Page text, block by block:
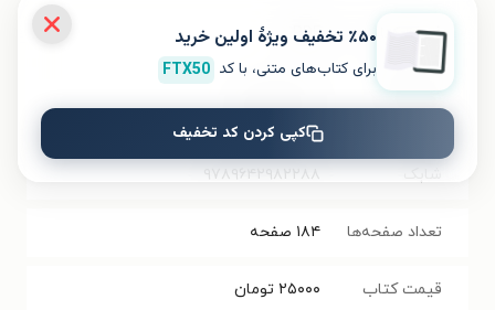
فرمت کتاب PDF
حجم فایل
۲.۰۸ مگابایت
شابک ۹۷۸۹۶۴۲۹۸۲۲۸۸
تعداد صفحه‌ها ۱۸۴ صفحه
قیمت کتاب ۲۵۰۰۰ تومان
٪۵۰ تخفیف ویژۀ اولین خرید
برای کتاب‌های متنی، با کد FTX50
کپی کردن کد تخفیف